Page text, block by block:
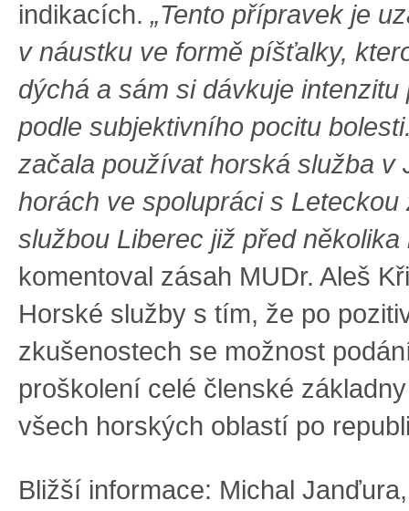
indikacích. „Tento přípravek je
v náustku ve formě píšťalky,
dýchá a sám si dávkuje intenzitu
podle subjektivního pocitu
začala používat horská služba v
horách ve spolupráci s Leteckou
službou Liberec již před několika
komentoval zásah MUDr. Aleš
Horské služby s tím, že po
zkušenostech se možnost
proškolení celé členské
všech horských oblastí po
Bližší informace: Michal